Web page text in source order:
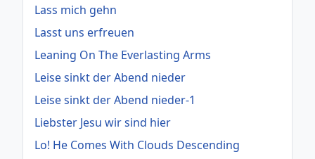
Lass mich gehn
Lasst uns erfreuen
Leaning On The Everlasting Arms
Leise sinkt der Abend nieder
Leise sinkt der Abend nieder-1
Liebster Jesu wir sind hier
Lo! He Comes With Clouds Descending